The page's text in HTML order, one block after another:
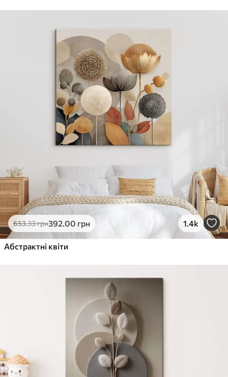
Від290.00грн
Яскраві, насичені кольори
Стійкість до вицвітання
Безпечне чорнило без запаху
Поверхня з текстурою полотна
Екологічний матеріал
грн
Яскраві, насичені кольори
Стійкість до вицвітання
✓ Поверхня з текстурою полотна
✗ Екологічний матеріал
Еко-Преміум
.00грн
✓Яскраві, насичені кольори
Поверхня з текстурою полотна
653.33грн392.00 грн 1.4k
Абстрактні квіти